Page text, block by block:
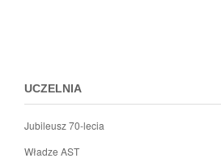
UCZELNIA
Jubileusz 70-lecia
Władze AST